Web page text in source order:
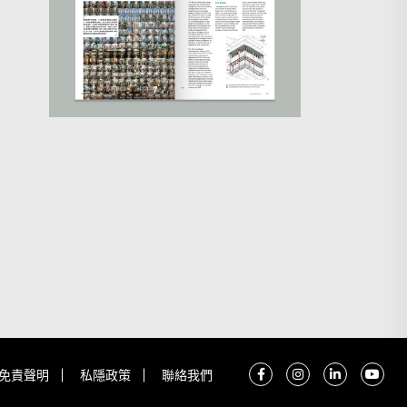
責聲明 私隱政策 聯絡我們